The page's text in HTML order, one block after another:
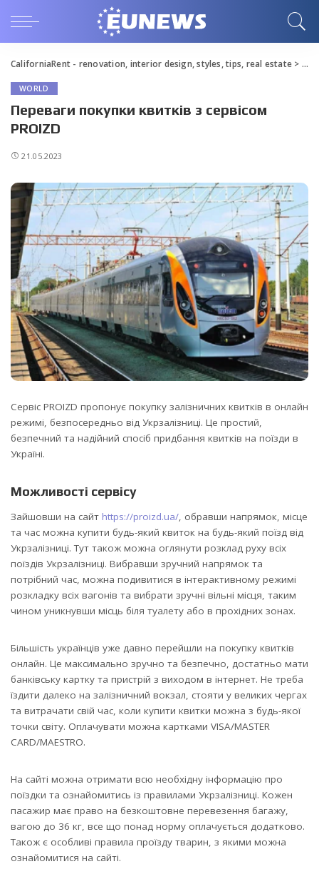
CaliforniaRent - renovation, interior design, styles, tips, real estate>
WORLD
Переваги покупки квитків з сервісом
PROIZD
21.05.2023
Сервіс PROIZD пропонує покупку залізничних квитків в онлайн
режимі, безпосередньо від Укрзалізниці. Це простий,
безпечний та надійний спосіб придбання квитків на поїзди в
Україні.
Можливості сервісу
Зайшовши на сайт https://proizd.ua/ , обравши напрямок, місце
та час можна купити будь-який квиток на будь-який поїзд від
Укрзалізниці. Тут також можна оглянути розклад руху всіх
поїздів Укрзалізниці. Вибравши зручний напрямок та
потрібний час, можна подивитися в інтерактивному режимі
розкладку всіх вагонів та вибрати зручні вільні місця, таким
чином уникнувши місць біля туалету або в прохідних зонах.
Більшість українців уже давно перейшли на покупку квитків
онлайн. Це максимально зручно та безпечно, достатньо мати
банківську картку та пристрій з виходом в інтернет. Не треба
їздити далеко на залізничний вокзал, стояти у великих чергах
та витрачати свій час, коли купити квитки можна з будь-якої
точки світу. Оплачувати можна картками VISA/MASTER
CARD/MAESTRO.
На сайті можна отримати всю необхідну інформацію про
поїздки та ознайомитись із правилами Укрзалізниці. Кожен
пасажир має право на безкоштовне перевезення багажу,
вагою до 36 кг, все що понад норму оплачується додатково.
Також є особливі правила проїзду тварин, з якими можна
ознайомитися на сайті.